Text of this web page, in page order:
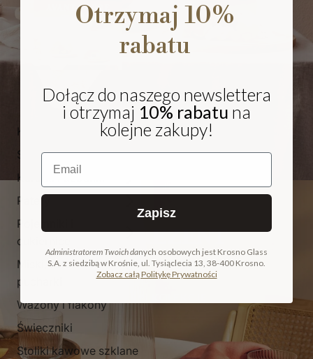
Kieliszki i pokale
Szklanki
Karafki i dzbanki
Patery
Pojemniki i
cukiernice
Miski, salaterki i
pucharki
Wazony i flakony
Świeczniki
Stoliki kawowe szklane
NA PREZENT
COLLECTION
Otrzymaj 10%
rabatu
Dołącz do naszego newslettera
i otrzymaj 10% rabatu na
kolejne zakupy!
Email
Zapisz
Administratorem Twoich danych osobowych jest Krosno Glass
S.A. z siedzibą w Krośnie, ul. Tysiąclecia 13, 38-400 Krosno.
Zobacz całą Politykę Prywatności